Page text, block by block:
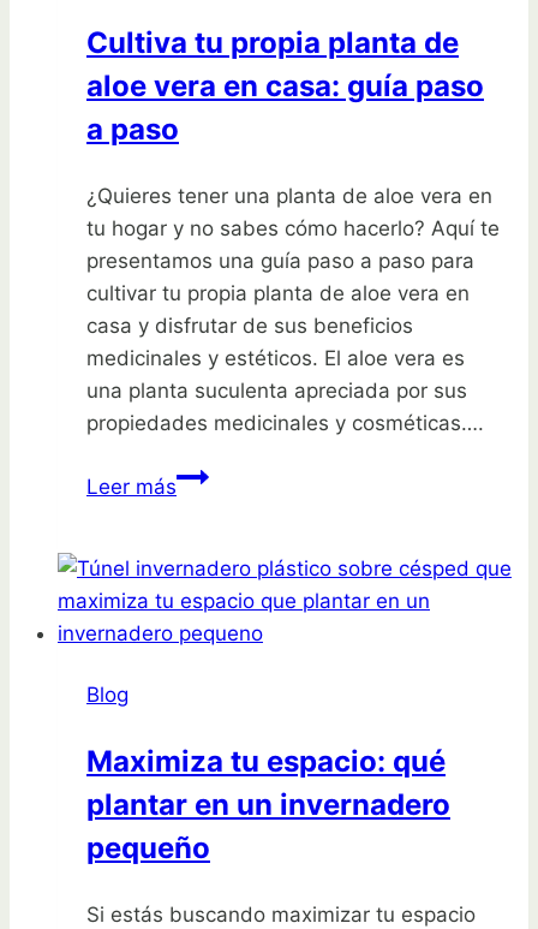
de
limón
Cultiva tu propia planta de
aloe vera en casa: guía paso
a paso
¿Quieres tener una planta de aloe vera en
tu hogar y no sabes cómo hacerlo? Aquí te
presentamos una guía paso a paso para
cultivar tu propia planta de aloe vera en
casa y disfrutar de sus beneficios
medicinales y estéticos. El aloe vera es
una planta suculenta apreciada por sus
propiedades medicinales y cosméticas….
Leer másCultiva
planta
de
aloe
guía
paso
a
paso
Blog
Maximiza tu espacio: qué
plantar en un invernadero
pequeño
Si estás buscando maximizar tu espacio